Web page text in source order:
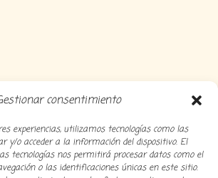
consentimiento
experiencias, utilizamos tecnologías como las
y/o acceder a la información del dispositivo. El
tecnologías nos permitirá procesar datos como el
o las identificaciones únicas en este sitio.